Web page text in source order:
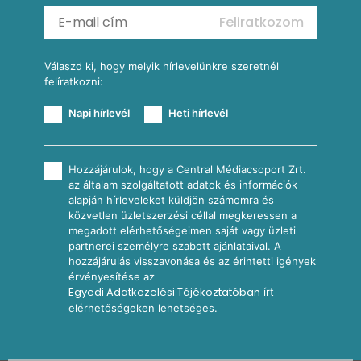
Reggeli receptek
Feliratkozom
Válaszd ki, hogy melyik hírlevelünkre szeretnél
felíratkozni:
Napi hírlevél Heti hírlevél
Hozzájárulok, hogy a Central Médiacsoport Zrt.
az általam szolgáltatott adatok és információk
alapján hírleveleket küldjön számomra és
közvetlen üzletszerzési céllal megkeressen a
megadott elérhetőségeimen saját vagy üzleti
partnerei személyre szabott ajánlataival. A
hozzájárulás visszavonása és az érintetti igények
érvényesítése az
Egyedi Adatkezelési Tájékoztatóban írt
elérhetőségeken lehetséges.